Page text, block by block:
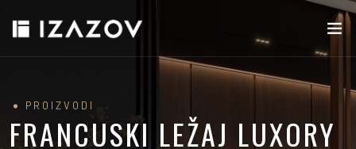
PROIZVODI
FRANCUSKI LEŽAJ LUXORY